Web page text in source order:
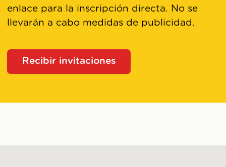
enlace para la inscripción directa. No se
llevarán a cabo medidas de publicidad.
Recibir invitaciones